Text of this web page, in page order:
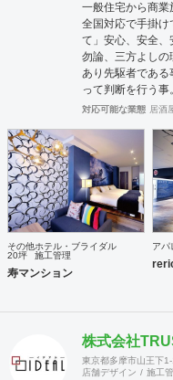
一般住宅から商業
全国対応で手掛け
て」安心、安全、
勿論、三方よし
あり先駆者であ
って判断を行う
行う事。この3大
す。 安価である
仕事を請けていま
す。しかし安価な
し、安く施工した
トラブルが多くコ
弊社は安価である
ただけるよう長期
ております。ま
対応可能な業態 居酒
その他ホテル・ブライダル
20坪
施工管理
寿マンション
アパ
株式会社
東京都多摩市山王下
店舗デザイン
施工